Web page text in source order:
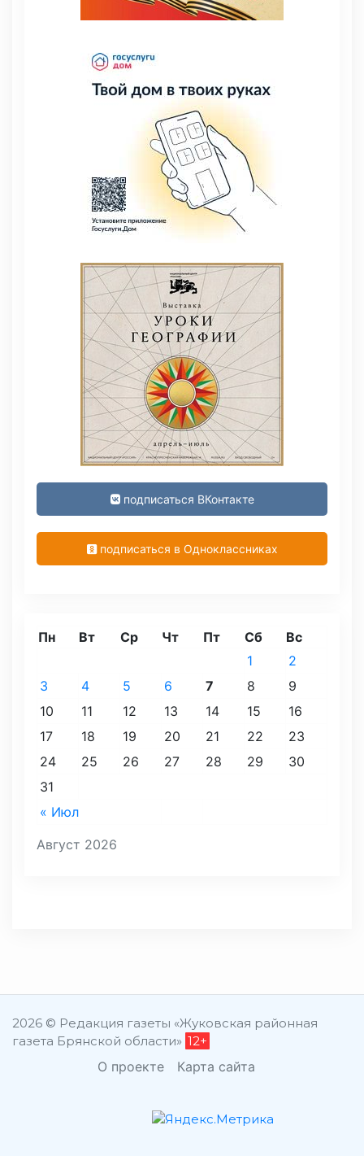
подписаться ВКонтакте
подписаться в Одноклассниках
Август 2026
Пн Вт Ср Чт Пт Сб Вс
« Июл
1
2
3
4 5 6 7 8
9
10
11 12 13 14 15
16
17
18 19 20 21 22
23
24
25 26 27 28 29
30
31
2026 © Редакция газеты «Жуковская районная
газета Брянской области» 12+
О проекте Карта сайта